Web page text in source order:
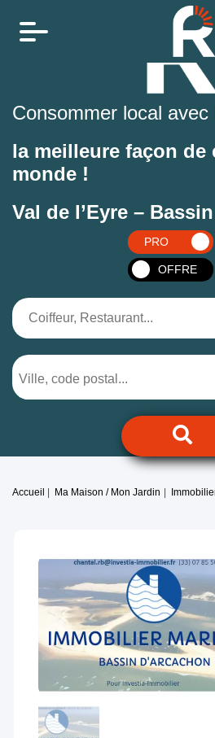
Consommer local
la meilleure façon de
monde !
Val de l’Eyre –
PRO
OFFRE
Accueil Ma Maison / Mon Jardin
Previous